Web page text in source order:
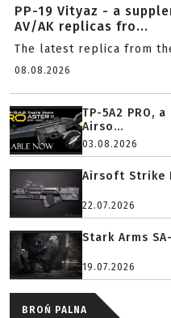
PP-19 Vityaz - a
AV/AK replicas fro...
The latest replica from
08.08.2026
TP-5A2 PRO,
Airso...
03.08.2026
Airsoft Strike
22.07.2026
Stark Arms
19.07.2026
BROŃ PALNA